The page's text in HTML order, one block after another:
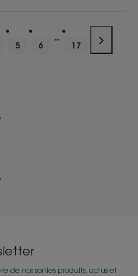
5 6 17
de nos sorties produits, actus et